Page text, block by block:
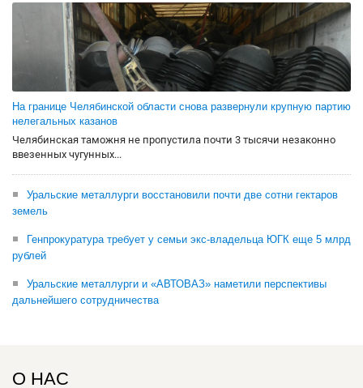
На границе Челябинской области снова развернули крупную партию
нелегальных казанов
Челябинская таможня не пропустила почти 3 тысячи незаконно
ввезенных чугунных...
Уральские металлурги восстановили почти две сотни гектаров
земель
Генпрокуратура требует у семьи экс-владельца ЮГК еще 5 млрд
рублей
Уральские металлурги и «АВТОВАЗ» наметили перспективы
дальнейшего сотрудничества
О НАС